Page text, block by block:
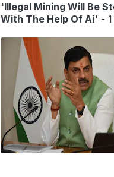
'Illegal Mining Will Be
With The Help Of Ai' -